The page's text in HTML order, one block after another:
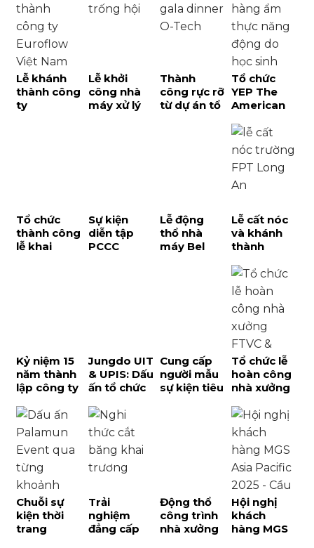
Lễ khánh
thành công
ty
Lễ khởi
công nhà
máy xử lý
Thành
công rực rỡ
từ dự án tổ
Tổ chức
YEP The
American
đỉnh với lễ
hội mùa
Xuân Tet
Fair đa văn
hóa
Tổ chức
thành công
lễ khai
Sự kiện
diễn tập
PCCC
Lễ động
thổ nhà
máy Bel
Lễ cất nóc
và khánh
thành
Long An:
Dấu ấn tại
đại đô thị
T&T City
Millennia
Kỷ niệm 15
năm thành
lập công ty
ấn đẳng
cấp từ
Palamun
Event tại
Phú Quốc
Jungdo UIT
& UPIS: Dấu
ấn tổ chức
kết hợp du
lịch tại Phú
Quốc
Cung cấp
người mẫu
sự kiện tiêu
Tổ chức lễ
hoàn công
nhà xưởng
Gore thành
công tại
Tây Ninh
Chuỗi sự
kiện thời
trang
Trải
nghiệm
đẳng cấp
Động thổ
công trình
nhà xưởng
Hội nghị
khách
hàng MGS